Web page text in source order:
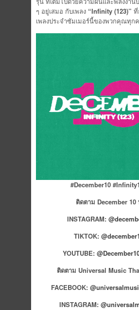
ๆ อยู่เสมอ กับเพลง “Infinity (123)” ที่
เพลงประจำซัมเมอร์นี้ของพวกคุณทุก
#December10
ติดตาม December 10
INSTAGRAM:
TIKTOK:
YOUTUBE:
ติดตาม Universal Music
FACEBOOK:
INSTAGRAM: